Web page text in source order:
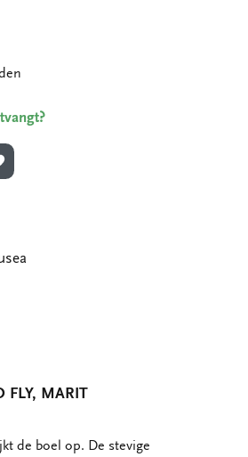
AAN VERLANGLIJST
FLY, MARIT
de boel op. De stevige